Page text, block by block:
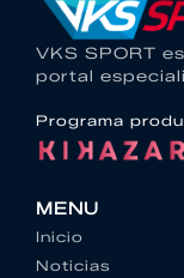
VKS SPORT
portal
Programa
MENU
Inicio
Noticias